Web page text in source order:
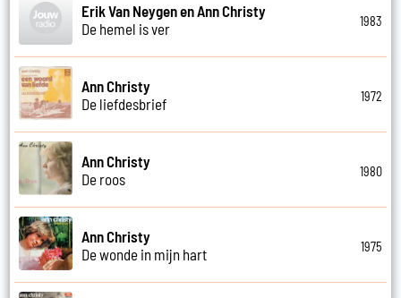
Erik Van Neygen en Ann Christy
De hemel is ver
1983
Ann Christy
De liefdesbrief
1972
Ann Christy
De roos
1980
Ann Christy
De wonde in mijn hart
1975